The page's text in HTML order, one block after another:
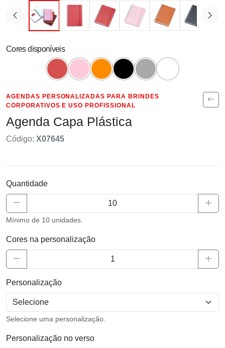
Cores disponíveis
AGENDAS PERSONALIZADAS PARA BRINDES
CORPORATIVOS E USO PROFISSIONAL
Agenda Capa Plástica
Código: X07645
Quantidade
Mínimo de 10 unidades.
Cores na personalização
Personalização
Selecione uma personalização.
Personalização no verso